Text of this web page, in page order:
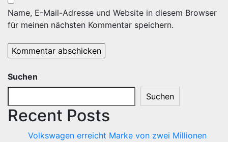
Name, E-Mail-Adresse und Website in diesem Browser
für meinen nächsten Kommentar speichern.
Suchen
Suchen
Recent Posts
Volkswagen erreicht Marke von zwei Millionen